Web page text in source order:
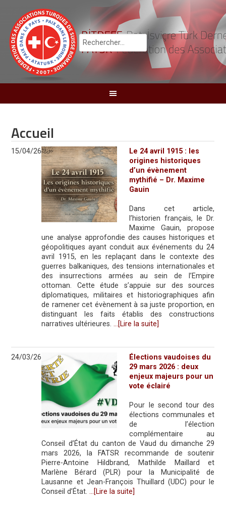
Accueil
15/04/26
Le 24 avril 1915 : les
origines historiques
d’un évènement
mythifié – Dr. Maxime
Gauin
Dans cet article,
l’historien français, le Dr.
Maxime Gauin, propose
une analyse approfondie des causes historiques et
géopolitiques ayant conduit aux événements du 24
avril 1915, en les replaçant dans le contexte des
guerres balkaniques, des tensions internationales et
des insurrections armées au sein de l’Empire
ottoman. Cette étude s’appuie sur des sources
diplomatiques, militaires et historiographiques afin
de ramener cet évènement à sa juste proportion, en
distinguant les faits établis des constructions
narratives ultérieures. …[Lire la suite]
24/03/26
Élections vaudoises du
29 mars 2026 : deux
enjeux majeurs pour un
vote éclairé
Pour le second tour des
élections communales et
de l’élection
complémentaire au
Conseil d’État du canton de Vaud du dimanche 29
mars 2026, la FATSR recommande de soutenir
Pierre-Antoine Hildbrand, Mathilde Maillard et
Marlène Bérard (PLR) pour la Municipalité de
Lausanne et Jean-François Thuillard (UDC) pour le
Conseil d’État. …[Lire la suite]